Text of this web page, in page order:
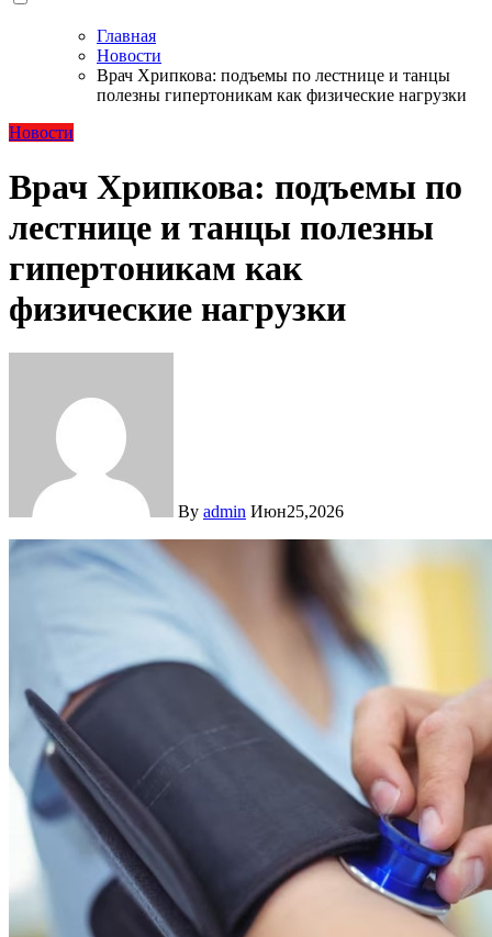
Главная
Новости
Врач Хрипкова: подъемы по лестнице и танцы
полезны гипертоникам как физические нагрузки
Новости
Врач Хрипкова: подъемы по
лестнице и танцы полезны
гипертоникам как
физические нагрузки
By admin Июн25,2026